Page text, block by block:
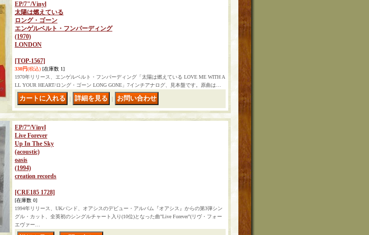
EP/7"/Vinyl
太陽は燃えている
ロング・ゴーン
エンゲルベルト・フンパーディング
(1970)
LONDON
[TOP-1567]
330円(税込) [在庫数 1]
1970年リリース、エンゲルベルト・フンパーディング「太陽は燃えている LOVE ME WITH A
LL YOUR HEART/ロング・ゴーン LONG GONE」7インチアナログ、見本盤です。原曲は…
EP/7”/Vinyl
Live Forever
Up In The Sky
(acoustic)
oasis
(1994)
creation records
[CRE185 1728]
[在庫数 0]
1994年リリース、UKバンド、オアシスのデビュー・アルバム『オアシス』からの第3弾シン
グル・カット、全英初のシングルチャート入り(10位)となった曲"Live Forever"(リヴ・フォー
エヴァー…